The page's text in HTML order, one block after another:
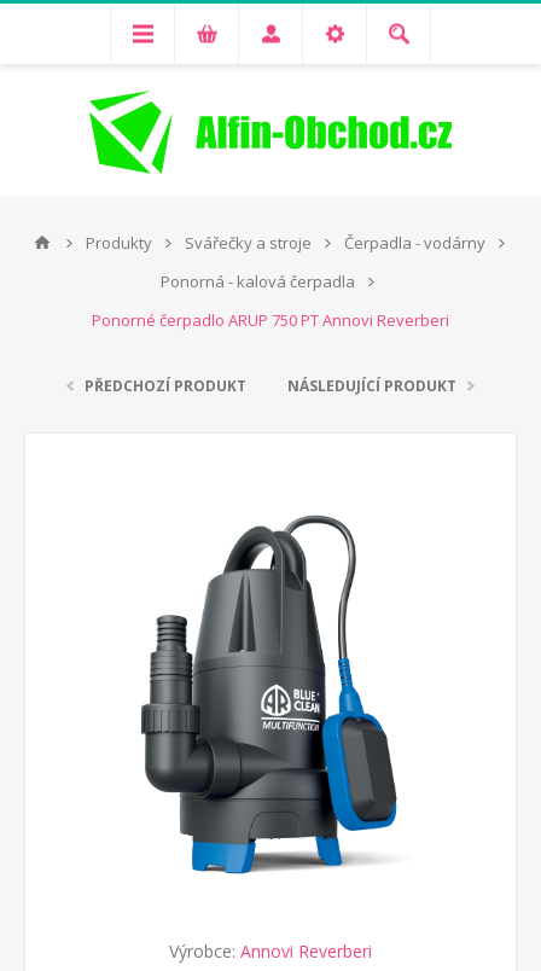
Produkty Svářečky a stroje
Čerpadla - vodárny
Ponorná - kalová čerpadla
Ponorné čerpadlo ARUP 750 PT Annovi Reverberi
PŘEDCHOZÍ PRODUKT NÁSLEDUJÍCÍ PRODUKT
Výrobce: Annovi Reverberi